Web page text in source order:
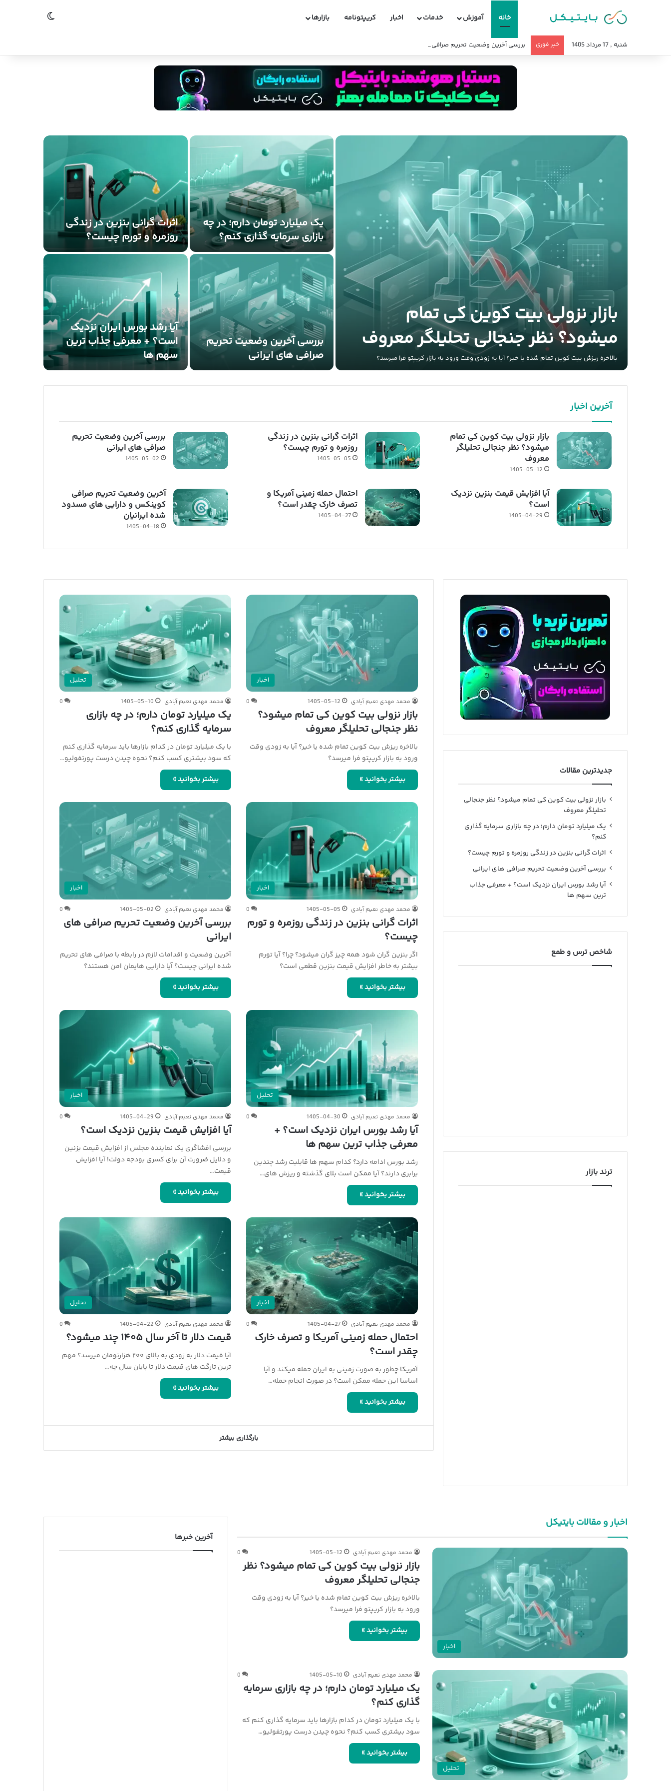
خانه آموزش خدمات اخبار کریپتونامه بازارها
شنبه , 17 مرداد 1405 خبر فوری بررسی آخرین وضعیت تحریم صرافی های ایرانی
بازار نزولی بیت کوین کی تمام
میشود؟ نظر جنجالی تحلیلگر معروف
بالاخره ریزش بیت کوین تمام شده یا خیر؟ آیا به زودی وقت ورود به بازار کریپتو فرا میرسد؟
یک میلیارد تومان دارم؛ در چه
بازاری سرمایه گذاری کنم؟
اثرات گرانی بنزین در زندگی
روزمره و تورم چیست؟
بررسی آخرین وضعیت تحریم
صرافی های ایرانی
آیا رشد بورس ایران نزدیک
است؟ + معرفی جذاب ترین
سهم ها
آخرین اخبار
بازار نزولی بیت کوین کی تمام
میشود؟ نظر جنجالی تحلیلگر
معروف
1405-05-12
اثرات گرانی بنزین در زندگی
روزمره و تورم چیست؟
1405-05-05
بررسی آخرین وضعیت تحریم
صرافی های ایرانی
1405-05-02
آیا افزایش قیمت بنزین نزدیک
است؟
1405-04-29
احتمال حمله زمینی آمریکا و
تصرف خارک چقدر است؟
1405-04-27
آخرین وضعیت تحریم صرافی
کوینکس و دارایی های مسدود
شده ایرانیان
1405-04-18
اخبار
محمد مهدی نعیم آبادی 1405-05-12
0
بازار نزولی بیت کوین کی تمام میشود؟
نظر جنجالی تحلیلگر معروف
بالاخره ریزش بیت کوین تمام شده یا خیر؟ آیا به زودی وقت
ورود به بازار کریپتو فرا میرسد؟
بیشتر بخوانید »
تحلیل
محمد مهدی نعیم آبادی 1405-05-10
0
یک میلیارد تومان دارم؛ در چه بازاری
سرمایه گذاری کنم؟
با یک میلیارد تومان در کدام بازارها باید سرمایه گذاری کنم
که سود بیشتری کسب کنم؟ نحوه چیدن درست پورتفولیو…
بیشتر بخوانید »
اخبار
محمد مهدی نعیم آبادی 1405-05-05
0
اثرات گرانی بنزین در زندگی روزمره و تورم
چیست؟
اگر بنزین گران شود همه چیز گران میشود؟ چرا؟ آیا تورم
بیشتر به خاطر افزایش قیمت بنزین قطعی است؟
بیشتر بخوانید »
اخبار
محمد مهدی نعیم آبادی 1405-05-02
0
بررسی آخرین وضعیت تحریم صرافی های
ایرانی
آخرین وضعیت و اقدامات لازم در رابطه با صرافی های تحریم
شده ایرانی چیست؟ آیا دارایی هایمان امن هستند؟
بیشتر بخوانید »
تحلیل
محمد مهدی نعیم آبادی 1405-04-30
0
آیا رشد بورس ایران نزدیک است؟ +
معرفی جذاب ترین سهم ها
رشد بورس ادامه دارد؟ کدام سهم ها قابلیت رشد چندین
برابری دارند؟ آیا ممکن است بلای گذشته و ریزش های…
بیشتر بخوانید »
اخبار
محمد مهدی نعیم آبادی 1405-04-29
0
آیا افزایش قیمت بنزین نزدیک است؟
بررسی افشاگری یک نماینده مجلس از افزایش قیمت بزنین
و دلایل ضرورت آن برای کسری بودجه دولت! آیا افزایش
قیمت…
بیشتر بخوانید »
اخبار
محمد مهدی نعیم آبادی 1405-04-27
0
احتمال حمله زمینی آمریکا و تصرف خارک
چقدر است؟
آمریکا چطور به صورت زمینی به ایران حمله میکند و آیا
اساسا این حمله ممکن است؟ در صورت انجام حمله…
بیشتر بخوانید »
تحلیل
محمد مهدی نعیم آبادی 1405-04-22
0
قیمت دلار تا آخر سال ۱۴۰۵ چند میشود؟
آیا قیمت دلار به زودی به بالای ۲۰۰ هزارتومان میرسد؟ مهم
ترین تارگت های قیمت دلار تا پایان سال چه…
بیشتر بخوانید »
بارگذاری بیشتر
جدیدترین مقالات
بازار نزولی بیت کوین کی تمام میشود؟ نظر جنجالی
تحلیلگر معروف
یک میلیارد تومان دارم؛ در چه بازاری سرمایه گذاری
کنم؟
اثرات گرانی بنزین در زندگی روزمره و تورم چیست؟
بررسی آخرین وضعیت تحریم صرافی های ایرانی
آیا رشد بورس ایران نزدیک است؟ + معرفی جذاب
ترین سهم ها
شاخص ترس و طمع
ترند بازار
اخبار و مقالات بایتیکل
اخبار
محمد مهدی نعیم آبادی 1405-05-12
0
بازار نزولی بیت کوین کی تمام میشود؟ نظر
جنجالی تحلیلگر معروف
بالاخره ریزش بیت کوین تمام شده یا خیر؟ آیا به زودی وقت
ورود به بازار کریپتو فرا میرسد؟
بیشتر بخوانید »
تحلیل
محمد مهدی نعیم آبادی 1405-05-10
0
یک میلیارد تومان دارم؛ در چه بازاری سرمایه
گذاری کنم؟
با یک میلیارد تومان در کدام بازارها باید سرمایه گذاری کنم که
سود بیشتری کسب کنم؟ نحوه چیدن درست پورتفولیو…
بیشتر بخوانید »
آخرین خبرها